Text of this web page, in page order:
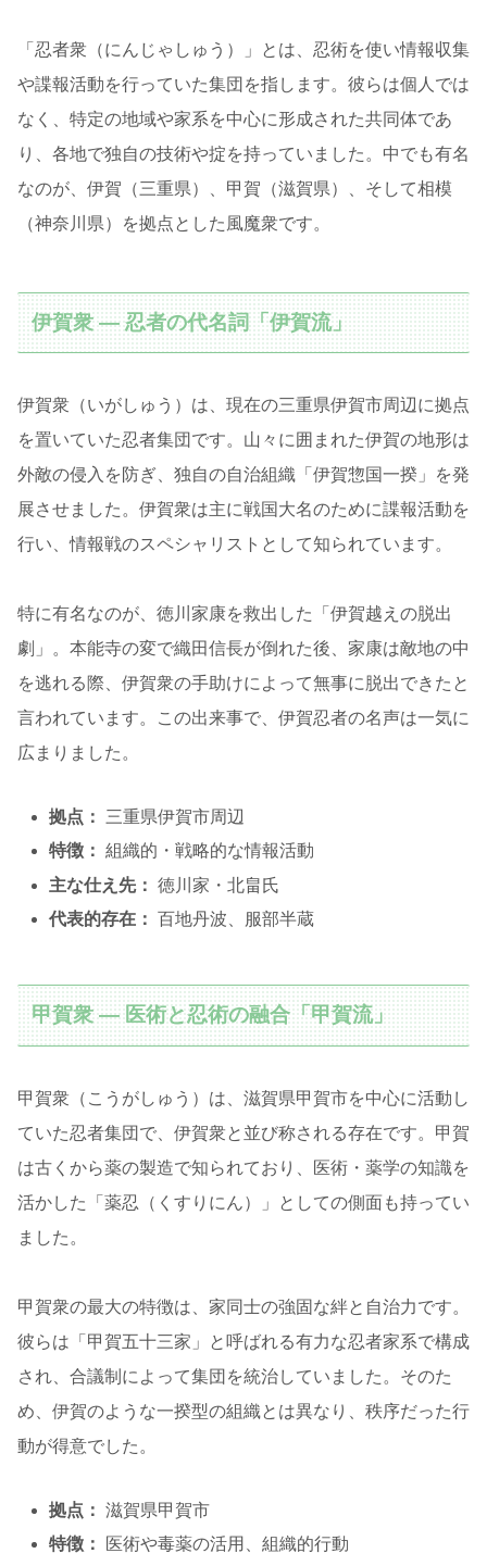
「忍者衆（にんじゃしゅう）」とは、忍術を使い情報収集
や諜報活動を行っていた集団を指します。彼らは個人では
なく、特定の地域や家系を中心に形成された共同体であ
り、各地で独自の技術や掟を持っていました。中でも有名
なのが、伊賀（三重県）、甲賀（滋賀県）、そして相模
（神奈川県）を拠点とした風魔衆です。
伊賀衆 ― 忍者の代名詞「伊賀流」
伊賀衆（いがしゅう）は、現在の三重県伊賀市周辺に拠点
を置いていた忍者集団です。山々に囲まれた伊賀の地形は
外敵の侵入を防ぎ、独自の自治組織「伊賀惣国一揆」を発
展させました。伊賀衆は主に戦国大名のために諜報活動を
行い、情報戦のスペシャリストとして知られています。
特に有名なのが、徳川家康を救出した「伊賀越えの脱出
劇」。本能寺の変で織田信長が倒れた後、家康は敵地の中
を逃れる際、伊賀衆の手助けによって無事に脱出できたと
言われています。この出来事で、伊賀忍者の名声は一気に
広まりました。
拠点：
三重県伊賀市周辺
特徴： 組織的・戦略的な情報活動
主な仕え先： 徳川家・北畠氏
代表的存在： 百地丹波、服部半蔵
甲賀衆 ― 医術と忍術の融合「甲賀流」
甲賀衆（こうがしゅう）は、滋賀県甲賀市を中心に活動し
ていた忍者集団で、伊賀衆と並び称される存在です。甲賀
は古くから薬の製造で知られており、医術・薬学の知識を
活かした「薬忍（くすりにん）」としての側面も持ってい
ました。
甲賀衆の最大の特徴は、家同士の強固な絆と自治力です。
彼らは「甲賀五十三家」と呼ばれる有力な忍者家系で構成
され、合議制によって集団を統治していました。そのた
め、伊賀のような一揆型の組織とは異なり、秩序だった行
動が得意でした。
拠点： 滋賀県甲賀市
特徴：
医術や毒薬の活用、組織的行動